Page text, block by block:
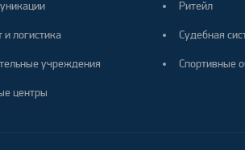
и логистика
учреждения
центры
Ритейл
Судебная
Спортивные